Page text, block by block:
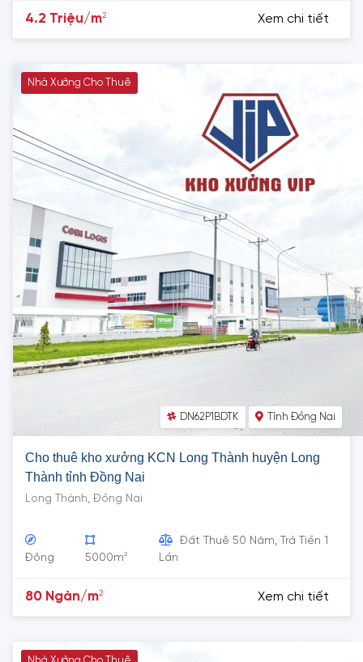
4.2 Triệu/m2 Xem chi tiết
Nhà Xưởng Cho Thuê
DN62P1BDTK Tỉnh Đồng Nai
Cho thuê kho xưởng KCN Long Thành huyện Long
Thành tỉnh Đồng Nai
Long Thành, Đồng Nai
Đông 5000m2
Đất Thuê 50 Năm, Trả Tiền 1
Lần
80 Ngàn/m2 Xem chi tiết